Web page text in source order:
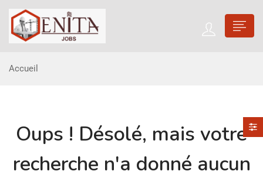
Accueil
Oups ! Désolé, mais votre
recherche n'a donné aucun